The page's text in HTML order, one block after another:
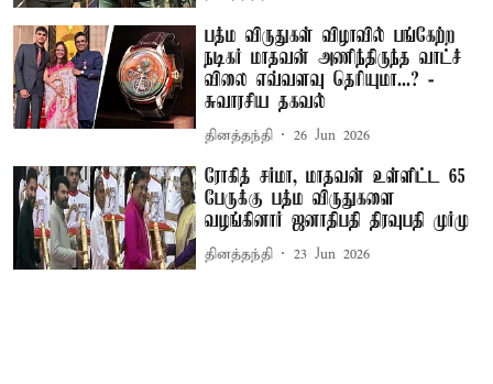
பத்ம விருதுகள் விழாவில் பங்கேற்ற
நடிகர் மாதவன் அணிந்திருந்த வாட்ச்
விலை எவ்வளவு தெரியுமா...? -
சுவாரசிய தகவல்
தினத்தந்தி 26 Jun 2026
ரோகித் சர்மா, மாதவன் உள்ளிட்ட 65
பேருக்கு பத்ம விருதுகளை
வழங்கினார் ஜனாதிபதி திரவுபதி முர்மு
தினத்தந்தி 23 Jun 2026